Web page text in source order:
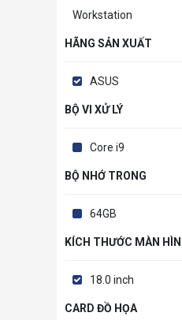
Workstation
HÃNG SẢN XUẤT
ASUS
BỘ VI XỬ LÝ
Core i9
BỘ NHỚ TRONG
64GB
KÍCH THƯỚC MÀN
18.0 inch
CARD ĐỒ HỌA